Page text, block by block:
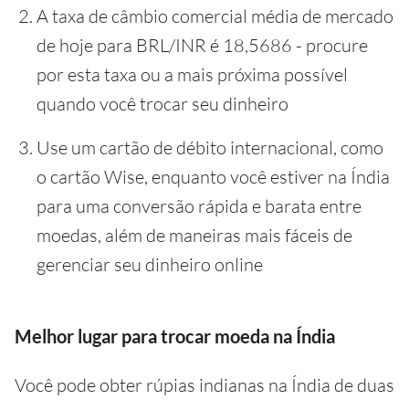
A taxa de câmbio comercial média de mercado
de hoje para BRL/INR é 18,5686 - procure
por esta taxa ou a mais próxima possível
quando você trocar seu dinheiro
Use um cartão de débito internacional, como
o cartão Wise, enquanto você estiver na Índia
para uma conversão rápida e barata entre
moedas, além de maneiras mais fáceis de
gerenciar seu dinheiro online
Melhor lugar para trocar moeda na Índia
Você pode obter rúpias indianas na Índia de duas